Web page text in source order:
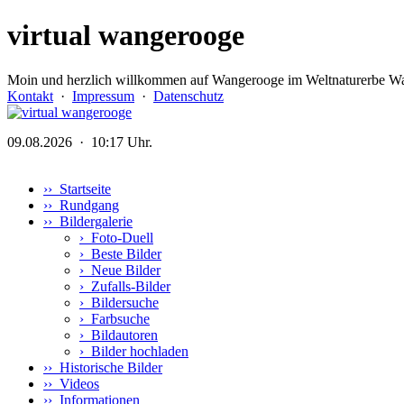
virtual wangerooge
Moin und herzlich willkommen auf Wangerooge im Weltnaturerbe
Kontakt · Impressum · Datenschutz
09.08.2026 · 10:17 Uhr.
›› Startseite
›› Rundgang
›› Bildergalerie
› Foto-Duell
› Beste Bilder
› Neue Bilder
› Zufalls-Bilder
› Bildersuche
› Farbsuche
› Bildautoren
› Bilder hochladen
›› Historische Bilder
›› Videos
›› Informationen